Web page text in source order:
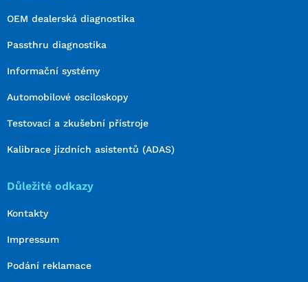
OEM dealerská diagnostika
Passthru diagnostika
Informační systémy
Automobilové osciloskopy
Testovací a zkušební přístroje
Kalibrace jízdních asistentů (ADAS)
Důležité odkazy
Kontakty
Impressum
Podání reklamace